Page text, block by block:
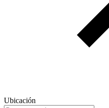
Ubicación